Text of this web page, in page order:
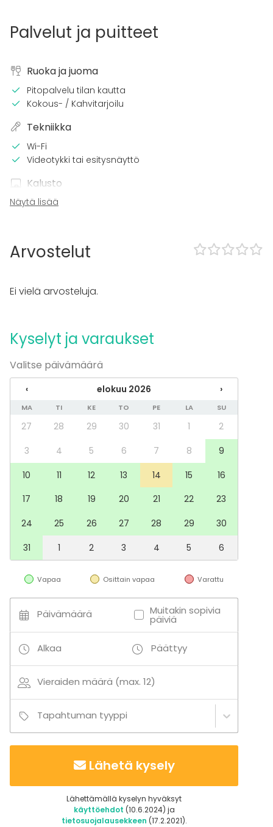
Palvelut ja puitteet
Ruoka ja juoma
Pitopalvelu tilan kautta
Kokous- / Kahvitarjoilu
Tekniikka
Wi-Fi
Videotykki tai esitysnäyttö
Kalusto
Fläppi- / Valkotaulu
Juhlat
Saunailta
Illallinen / lounas
Messut
Virkistystilaisuus
Mökkireissu / retriitti
Elämys / aktiviteetti
Pikkujoulut
Tilatyypit
Kokoushuone
Lisätietoa palveluista ja puitteista
Bristo Mattilanniemi.
Näytä lisää
Arvostelut
Ei vielä arvosteluja.
Kyselyt ja varaukset
Valitse päivämäärä
‹ elokuu 2026 ›
MA TI KE TO PE LA SU
27 28 29 30 31 1
2
3
4 5 6 7 8
9
10
11 12 13 14 15
16
17
18 19 20 21 22
23
24
25 26 27 28 29
30
31
1 2 3 4 5 6
Vapaa Osittain vapaa Varattu
Päivämäärä Muitakin sopivia
päiviä
Alkaa Päättyy
Vieraiden määrä (max. 12)
Tapahtuman tyyppi
Lähetä kysely
Lähettämällä kyselyn hyväksyt
käyttöehdot (10.6.2024) ja
tietosuojalausekkeen (17.2.2021).